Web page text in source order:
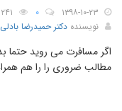
۱۳۹۸-۱۰-۲۳ ۰
۲۴۱
نویسنده دکتر حمیدرضا بادلی
اگر مسافرت می روید حتما
مطالب ضروری را را هم